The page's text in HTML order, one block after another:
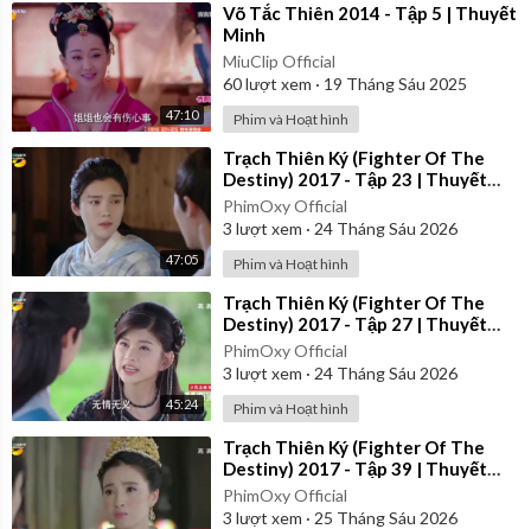
47:10
⁣Võ Tắc Thiên 2014 - Tập 5 | Thuyết
Minh
MiuClip Official
60lượt xem · 19 Tháng Sáu 2025
Phim và Hoạt hình
47:05
⁣Trạch Thiên Ký (Fighter Of The
Destiny) 2017 - Tập 23 | Thuyết
Minh
PhimOxy Official
3 lượt xem · 24 Tháng Sáu 2026
Phim và Hoạt hình
45:24
⁣Trạch Thiên Ký (Fighter Of The
Destiny) 2017 - Tập 27 | Thuyết
Minh
PhimOxy Official
3 lượt xem · 24 Tháng Sáu 2026
Phim và Hoạt hình
⁣Trạch Thiên Ký (Fighter Of The
Destiny) 2017 - Tập 39 | Thuyết
Minh
PhimOxy Official
3 lượt xem · 25 Tháng Sáu 2026